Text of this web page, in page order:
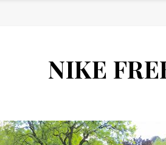
NIKE